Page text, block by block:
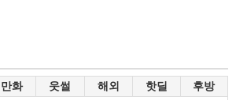
만화 웃썰 해외 핫딜 후방